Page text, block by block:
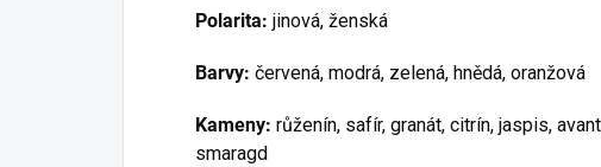
Polarita: jinová, ženská
Barvy: červená, modrá, zelená, hnědá, oranžová
Kameny: růženín, safír, granát, citrín, jaspis,
smaragd